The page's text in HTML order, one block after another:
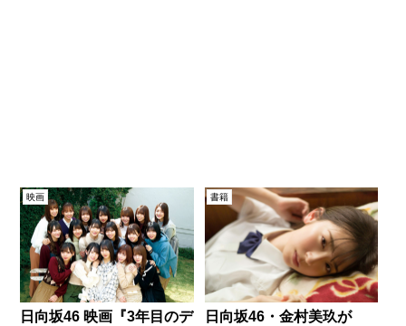
映画
日向坂46 映画『3年目のデ
書籍
日向坂46・金村美玖が